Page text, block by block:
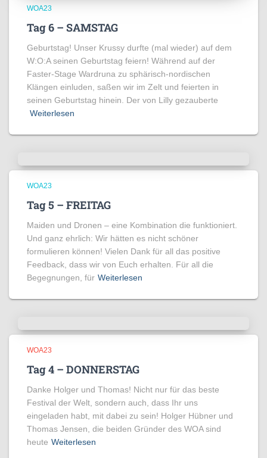
WOA23
Tag 6 – SAMSTAG
Geburtstag! Unser Krussy durfte (mal wieder) auf dem
W:O:A seinen Geburtstag feiern! Während auf der
Faster-Stage Wardruna zu sphärisch-nordischen
Klängen einluden, saßen wir im Zelt und feierten in
seinen Geburtstag hinein. Der von Lilly gezauberte
Weiterlesen
WOA23
Tag 5 – FREITAG
Maiden und Dronen – eine Kombination die funktioniert.
Und ganz ehrlich: Wir hätten es nicht schöner
formulieren können! Vielen Dank für all das positive
Feedback, dass wir von Euch erhalten. Für all die
Begegnungen, für Weiterlesen
WOA23
Tag 4 – DONNERSTAG
Danke Holger und Thomas! Nicht nur für das beste
Festival der Welt, sondern auch, dass Ihr uns
eingeladen habt, mit dabei zu sein! Holger Hübner und
Thomas Jensen, die beiden Gründer des WOA sind
heute Weiterlesen